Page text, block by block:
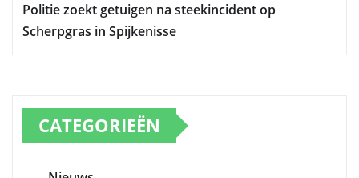
Politie zoekt getuigen na steekincident op
Scherpgras in Spijkenisse
CATEGORIEËN